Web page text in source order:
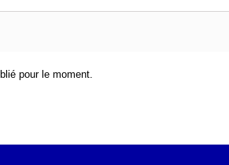
pour le moment.